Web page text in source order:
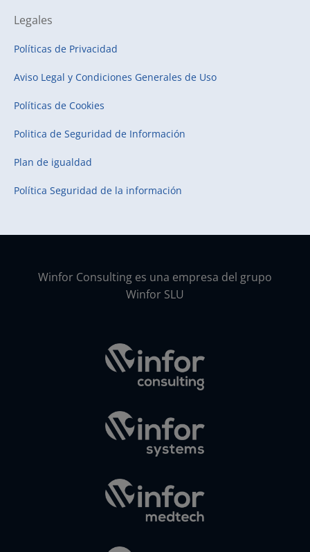
Legales
Políticas de Privacidad
Aviso Legal y Condiciones Generales de Uso
Políticas de Cookies
Politica de Seguridad de Información
Plan de igualdad
Política Seguridad de la información
Winfor Consulting es una empresa del grupo
Winfor SLU